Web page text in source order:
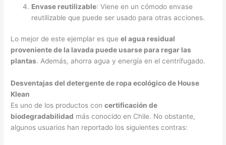
Envase reutilizable: Viene en un cómodo envase
reutilizable que puede ser usado para otras acciones.
Lo mejor de este ejemplar es queel agua residual
proveniente de la lavada puede usarse para regar las
plantas. Además, ahorra agua y energía en el centrifugado.
Desventajas del detergente de ropa ecológico de House
Klean
Es uno de los productos concertificación de
biodegradabilidad más conocido en Chile. No obstante,
algunos usuarios han reportado los siguientes contras: